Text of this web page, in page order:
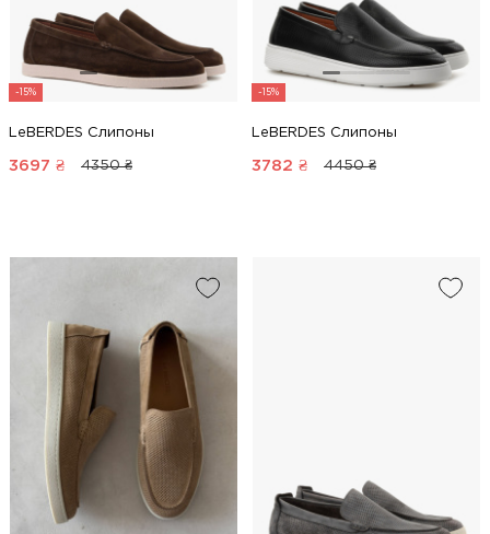
-15%
LeBERDES Слипоны
3697 ₴ 4350 ₴
-15%
LeBERDES Слипоны
3782 ₴ 4450 ₴